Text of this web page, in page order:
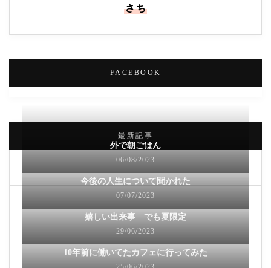
さち
FACEBOOK
最新記事
外で朝ごはん
06/08/2023
今後の人生について聞かれた
07/07/2023
嬉しい出来事 でも夏限定
29/06/2023
10年前に働いてたカフェに行ってみた